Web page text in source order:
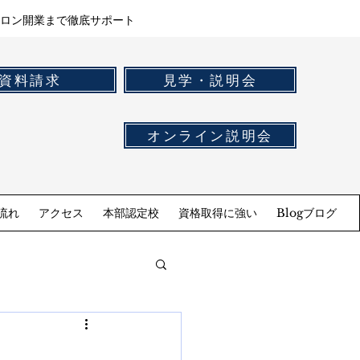
ン開業まで徹底サポート
資料請求 見学・説明会
オンライン説明会
れ アクセス 本部認定校 資格取得に強い Blogブログ